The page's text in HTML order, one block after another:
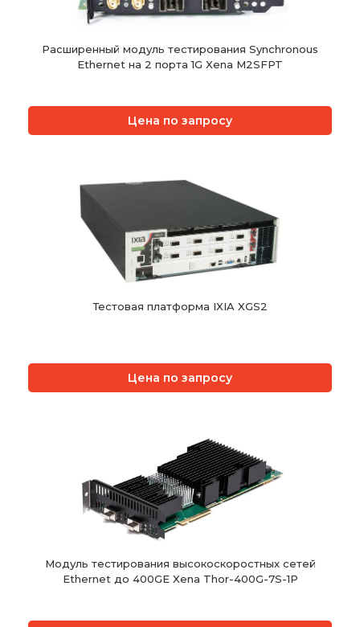
Расширенный модуль тестирования Synchronous
Ethernet на 2 порта 1G Xena M2SFPT
Цена по запросу
Тестовая платформа IXIA XGS2
Цена по запросу
Модуль тестирования высокоскоростных сетей
Ethernet до 400GE Xena Thor-400G-7S-1P